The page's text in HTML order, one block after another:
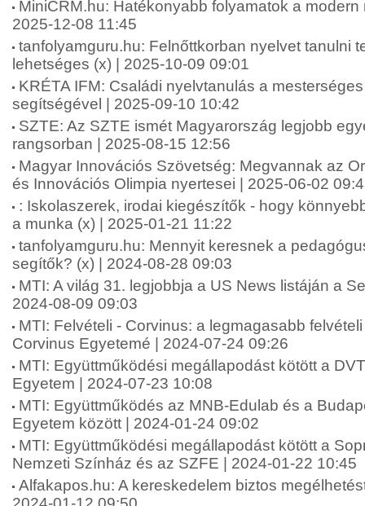
MiniCRM.hu: Hatékonyabb folyamatok a
2025-12-08 11:45
tanfolyamguru.hu: Felnőttkorban nyelvet tanulni
lehetséges (x) | 2025-10-09 09:01
KRÉTA IFM: Családi nyelvtanulás a
segítségével | 2025-09-10 10:42
SZTE: Az SZTE ismét Magyarország legjobb
rangsorban | 2025-08-15 12:56
Magyar Innovációs Szövetség: Megvannak az
és Innovációs Olimpia nyertesei | 2025-06-02
: Iskolaszerek, irodai kiegészítők - hogy
a munka (x) | 2025-01-21 11:22
tanfolyamguru.hu: Mennyit keresnek a
segítők? (x) | 2024-08-28 09:03
MTI: A világ 31. legjobbja a US News listáján a
2024-08-09 09:03
MTI: Felvételi - Corvinus: a legmagasabb
Corvinus Egyetemé | 2024-07-24 09:26
MTI: Együttműködési megállapodást kötött a
Egyetem | 2024-07-23 10:08
MTI: Együttműködés az MNB-Edulab és a
Egyetem között | 2024-01-24 09:02
MTI: Együttműködési megállapodást kötött a
Nemzeti Színház és az SZFE | 2024-01-22 10:45
Alfakapos.hu: A kereskedelem biztos